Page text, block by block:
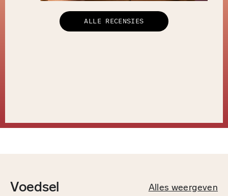
ALLE RECENSIES
Voedsel Alles weergeven